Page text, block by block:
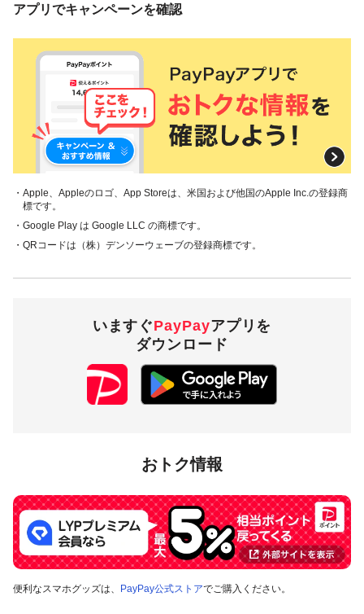
アプリでキャンペーンを確認
・Apple、Appleのロゴ、App Storeは、米国および他国のApple Inc.の登録商
標です。
・Google Play は Google LLC の商標です。
・QRコードは（株）デンソーウェーブの登録商標です。
いますぐPayPayアプリを
ダウンロード
おトク情報
便利なスマホグッズは、 PayPay公式ストアでご購入ください。